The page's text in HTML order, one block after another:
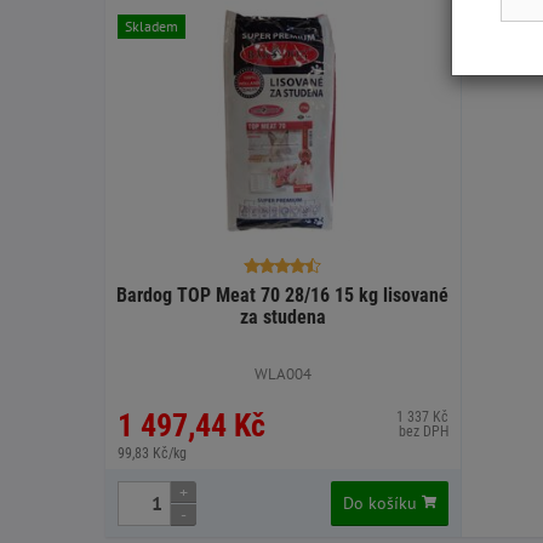
Bardog TOP Meat 70 28/16 15 kg lisované
za studena
WLA004
1 497,44 Kč
99,83 Kč/kg
1 337 Kč
bez DPH
Skladem
+
-
Do košíku